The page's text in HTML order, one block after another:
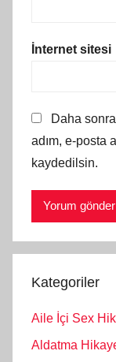
İnternet sitesi
Daha
adım, e-posta
kaydedilsin.
Kategoriler
Aile İçi Sex
Aldatma